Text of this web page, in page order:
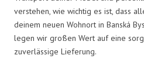
verstehen, wie wichtig es ist, dass
deinem neuen Wohnort in Banská
legen wir großen Wert auf eine
zuverlässige Lieferung.